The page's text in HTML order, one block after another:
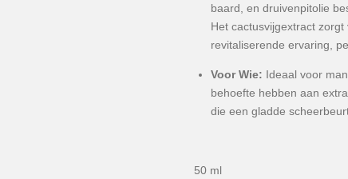
baard, en druivenpitolie
Het cactusvijgextract
revitaliserende ervaring,
Voor Wie: Ideaal voor
behoefte hebben aan
die een gladde
50 ml